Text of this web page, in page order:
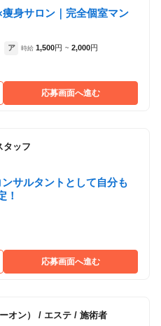
身サロン｜完全個室マン
ア 時給 1,500円 ~ 2,000円
応募画面へ進む
タッフ
サルタントとして自分も
！
応募画面へ進む
オン） / エステ / 施術者